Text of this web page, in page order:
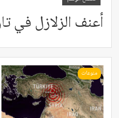
أعنف الزلازل في
منوعات